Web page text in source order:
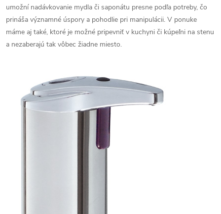
umožní nadávkovanie mydla či saponátu presne podľa potreby, čo
prináša významné úspory a pohodlie pri manipulácii. V ponuke
máme aj také, ktoré je možné pripevniť v kuchyni či kúpeľni na stenu
a nezaberajú tak vôbec žiadne miesto.